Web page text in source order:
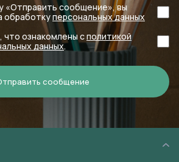
«Отправить сообщение», вы
обработкуперсональных данных
ознакомлены сполитикой
данных.
сообщение